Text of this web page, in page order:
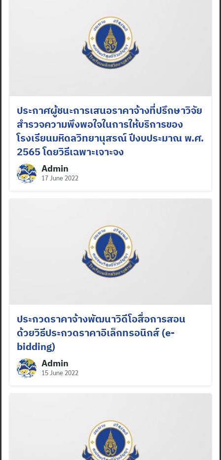
ประกาศผู้ชนะการเสนอราคาจ้างที่ปรึกษาวิจัย
สำรวจความพึงพอใจในการให้บริการของ
โรงเรียนมหิดลวิทยานุสรณ์ ปีงบประมาณ พ.ศ.
2565 โดยวิธีเฉพาะเจาะจง
Admin
17 June 2022
ประกวดราคาจ้างพัฒนาวิดีโอสื่อการสอน
ด้วยวิธีประกวดราคาอิเล็กทรอนิกส์ (e-
bidding)
Admin
15 June 2022